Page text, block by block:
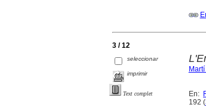
3 / 12
seleccionar
imprimir
Text complet En:
192 (